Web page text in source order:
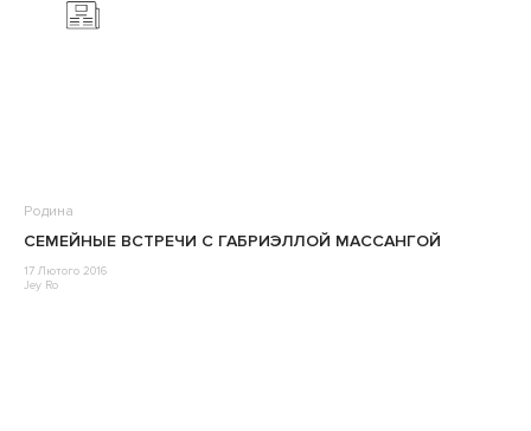
Родина
СЕМЕЙНЫЕ ВСТРЕЧИ С ГАБРИЭЛЛОЙ МАССАНГОЙ
17 Лютого 2016
Jey Ro